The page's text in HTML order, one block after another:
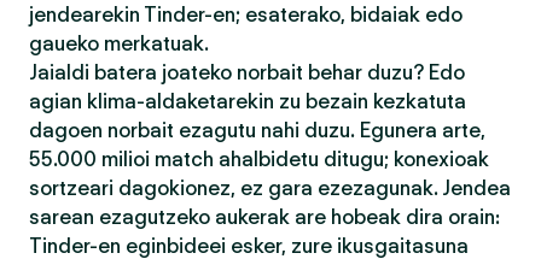
jendearekin Tinder-en; esaterako, bidaiak edo
gaueko merkatuak.
Jaialdi batera joateko norbait behar duzu? Edo
agian klima-aldaketarekin zu bezain kezkatuta
dagoen norbait ezagutu nahi duzu. Egunera arte,
55.000 milioi match ahalbidetu ditugu; konexioak
sortzeari dagokionez, ez gara ezezagunak. Jendea
sarean ezagutzeko aukerak are hobeak dira orain:
Tinder-en eginbideei esker, zure ikusgaitasuna